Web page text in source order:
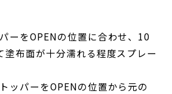
ーをOPENの位置に合わせ、10
布面が十分濡れる程度スプレー
ッパーをOPENの位置から元の